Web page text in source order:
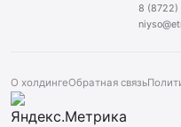
8
О холдингеОбратная связь